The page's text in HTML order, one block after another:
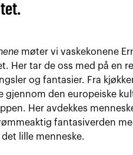
møter vi vaskekonene
Her tar de oss med på en
og fantasier. Fra
gjennom den europeiske
Her avdekkes
fantasiverden
lille menneske.